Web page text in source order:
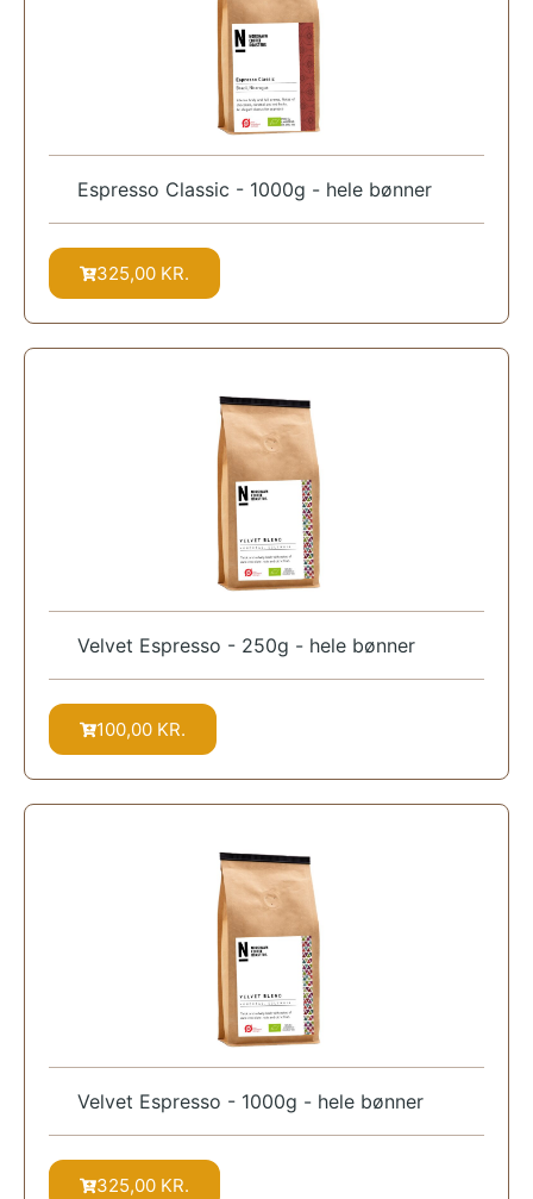
Espresso Classic - 1000g - hele bønner
325,00 KR.
Velvet Espresso - 250g - hele bønner
100,00 KR.
Velvet Espresso - 1000g - hele bønner
325,00 KR.